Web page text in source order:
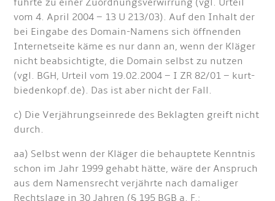
führte zu einer Zuordnungsverwirrung (vgl. Urteil
vom 4. April 2004 – 13 U 213/03). Auf den Inhalt der
bei Eingabe des Domain-Namens sich öffnenden
Internetseite käme es nur dann an, wenn der Kläger
nicht beabsichtigte, die Domain selbst zu nutzen
(vgl. BGH, Urteil vom 19.02.2004 – I ZR 82/01 – kurt-
biedenkopf.de). Das ist aber nicht der Fall.
c) Die Verjährungseinrede des Beklagten greift nicht
durch.
aa) Selbst wenn der Kläger die behauptete Kenntnis
schon im Jahr 1999 gehabt hätte, wäre der Anspruch
aus dem Namensrecht verjährte nach damaliger
Rechtslage in 30 Jahren (§ 195 BGB a. F.;